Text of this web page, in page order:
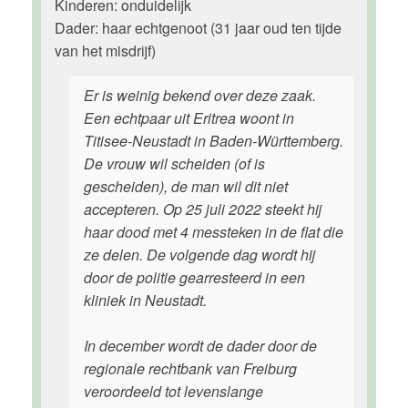
Kinderen: onduidelijk
Dader: haar echtgenoot (31 jaar oud ten tijde
van het misdrijf)
Er is weinig bekend over deze zaak.
Een echtpaar uit Eritrea woont in
Titisee-Neustadt in Baden-Württemberg.
De vrouw wil scheiden (of is
gescheiden), de man wil dit niet
accepteren. Op 25 juli 2022 steekt hij
haar dood met 4 messteken in de flat die
ze delen. De volgende dag wordt hij
door de politie gearresteerd in een
kliniek in Neustadt.
In december wordt de dader door de
regionale rechtbank van Freiburg
veroordeeld tot levenslange